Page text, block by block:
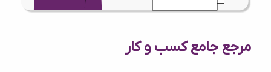
مرجع جامع کسب و کار